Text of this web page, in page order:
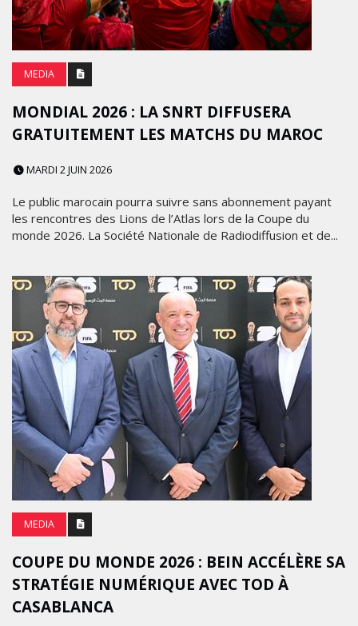
MEDIA
MONDIAL 2026 : LA SNRT DIFFUSERA
GRATUITEMENT LES MATCHS DU MAROC
MARDI 2 JUIN 2026
Le public marocain pourra suivre sans abonnement payant
les rencontres des Lions de l’Atlas lors de la Coupe du
monde 2026. La Société Nationale de Radiodiffusion et de...
MEDIA
COUPE DU MONDE 2026 : BEIN ACCÉLÈRE SA
STRATÉGIE NUMÉRIQUE AVEC TOD À
CASABLANCA